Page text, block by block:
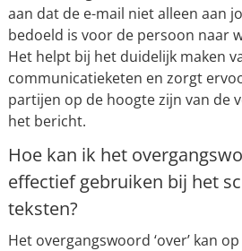
aan dat de e-mail niet alleen aan
bedoeld is voor de persoon naar
Het helpt bij het duidelijk maken
communicatieketen en zorgt
partijen op de hoogte zijn van de
het bericht.
Hoe kan ik het
effectief gebruiken bij het
teksten?
Het overgangswoord ‘over’ kan